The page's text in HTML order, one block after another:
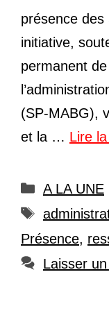
présence
initiative,
permanent
(SP-MABG),
et la … Lire
Catégories
A LA UNE
Étiquettes
Présence,
Laisser